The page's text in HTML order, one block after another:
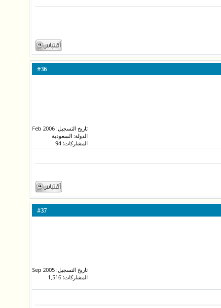
36
تاريخ التسجيل: Feb 2006
الدولة: السعودية
المشاركات: 94
37
تاريخ التسجيل: Sep 2005
المشاركات: 1,516